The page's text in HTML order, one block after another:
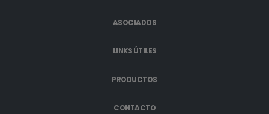
ASOCIADOS
LINKS ÚTILES
PRODUCTOS
CONTACTO